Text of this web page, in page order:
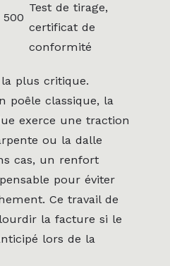
Test de tirage,
certificat de
conformité
la plus critique.
poêle classique, la
exerce une traction
ou la dalle
cas, un renfort
pour éviter
Ce travail de
la facture si le
lors de la